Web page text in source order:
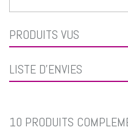
PRODUITS VUS
LISTE D'ENVIES
10 PRODUITS